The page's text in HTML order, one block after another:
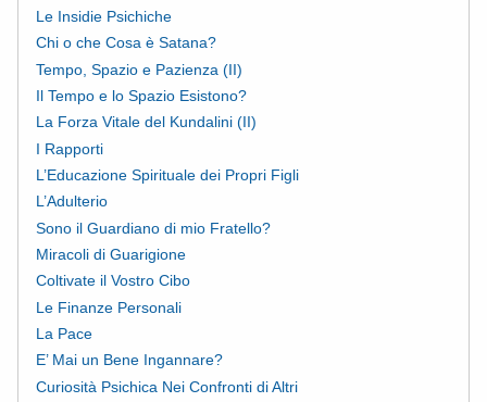
Le Insidie Psichiche
Chi o che Cosa è Satana?
Tempo, Spazio e Pazienza (II)
Il Tempo e lo Spazio Esistono?
La Forza Vitale del Kundalini (II)
I Rapporti
L’Educazione Spirituale dei Propri Figli
L’Adulterio
Sono il Guardiano di mio Fratello?
Miracoli di Guarigione
Coltivate il Vostro Cibo
Le Finanze Personali
La Pace
E’ Mai un Bene Ingannare?
Curiosità Psichica Nei Confronti di Altri